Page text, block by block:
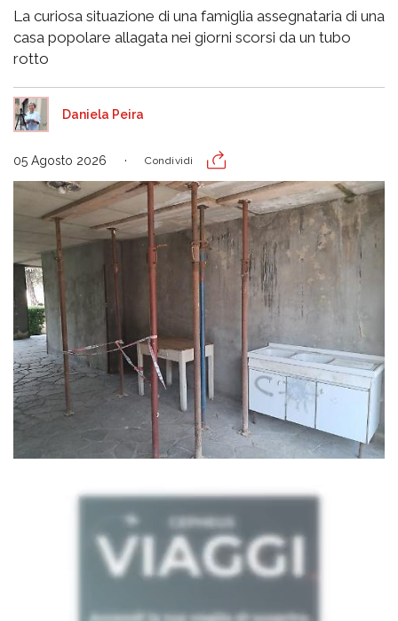
La curiosa situazione di una famiglia assegnataria di una
casa popolare allagata nei giorni scorsi da un tubo
rotto
Daniela Peira
05 Agosto 2026 Condividi